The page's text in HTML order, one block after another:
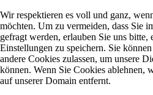
Wir respektieren es voll und ganz,
möchten. Um zu vermeiden, dass Sie
gefragt werden, erlauben Sie uns
Einstellungen zu speichern. Sie
andere Cookies zulassen, um unsere
können. Wenn Sie Cookies ablehnen,
auf unserer Domain entfernt.